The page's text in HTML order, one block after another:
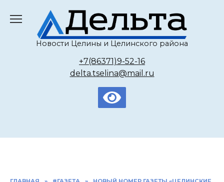
содержанию
Новости Целины и Целинского района
+7(86371)9-52-16
delta.tselina@mail.ru